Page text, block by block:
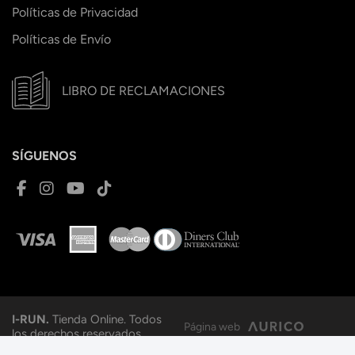
Políticas de Privacidad
Políticas de Envío
LIBRO DE RECLAMACIONES
SÍGUENOS
I-RUN. Tienda Online. Todos
los derechos reservados.
Página web